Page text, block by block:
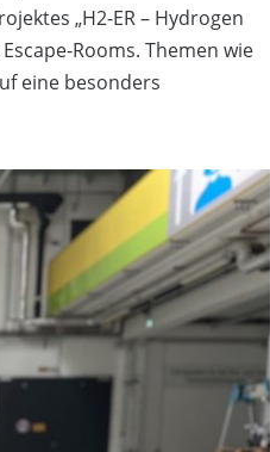
„H2-ER – Hydrogen
Rooms. Themen wie
eine besonders